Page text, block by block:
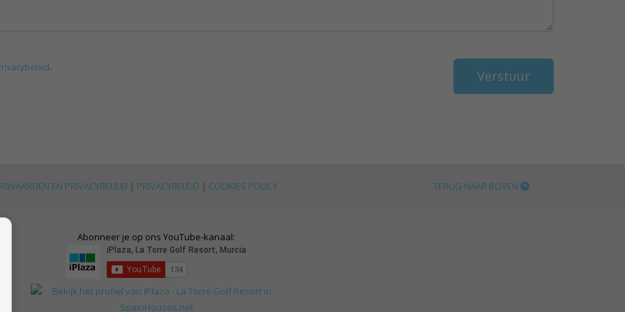
.
EN PRIVACYBELEID | PRIVACYBELEID | COOKIES POLICY TERUG NAAR BOVEN
Abonneer je op ons YouTube-kanaal: